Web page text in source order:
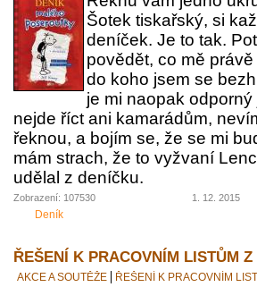
Šotek tiskařský, si
deníček. Je to tak.
povědět, co mě
do koho jsem se
je mi naopak
nejde říct ani kamarádům,
řeknou, a bojím se, že se mi
mám strach, že to vyžvaní
udělal z deníčku.
Zobrazení: 107530 1. 12. 2015
Deník
ŘEŠENÍ K PRACOVNÍM LISTŮM Z
AKCE A SOUTĚŽE ŘEŠENÍ K PRACOVNÍM